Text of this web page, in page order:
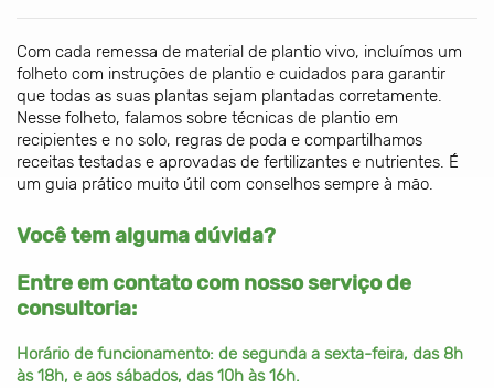
Com cada remessa de material de plantio vivo, incluímos um
folheto com instruções de plantio e cuidados para garantir
que todas as suas plantas sejam plantadas corretamente.
Nesse folheto, falamos sobre técnicas de plantio em
recipientes e no solo, regras de poda e compartilhamos
receitas testadas e aprovadas de fertilizantes e nutrientes. É
um guia prático muito útil com conselhos sempre à mão.
Você tem alguma dúvida?
Entre em contato com nosso serviço de
consultoria:
Horário de funcionamento: de segunda a sexta-feira, das 8h
às 18h, e aos sábados, das 10h às 16h.